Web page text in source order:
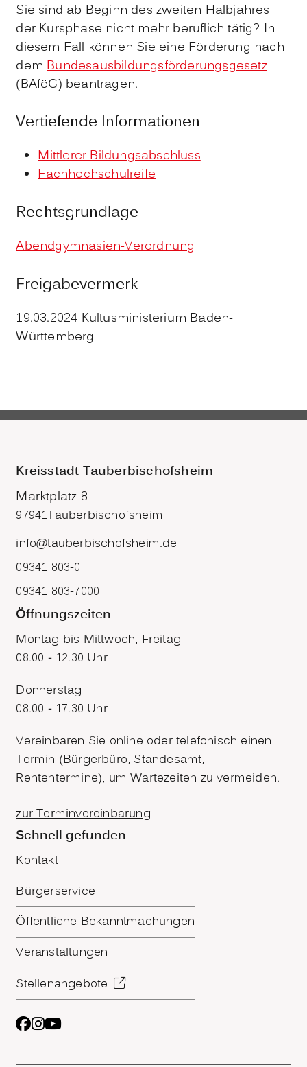
Sie sind ab Beginn des zweiten Halbjahres
der Kursphase nicht mehr beruflich tätig? In
diesem Fall können Sie eine Förderung nach
demBundesausbildungsförderungsgesetz
(BAföG) beantragen.
Vertiefende Informationen
Mittlerer Bildungsabschluss
Fachhochschulreife
Rechtsgrundlage
Abendgymnasien-Verordnung
Freigabevermerk
19.03.2024 Kultusministerium Baden-
Württemberg
Kreisstadt Tauberbischofsheim
Marktplatz 8
97941Tauberbischofsheim
info@tauberbischofsheim.de
09341 803-0
09341 803-7000
Öffnungszeiten
Montag bis Mittwoch, Freitag
08.00 - 12.30 Uhr
Donnerstag
08.00 - 17.30 Uhr
Vereinbaren Sie online oder telefonisch einen
Termin (Bürgerbüro, Standesamt,
Rententermine), um Wartezeiten zu vermeiden.
zur Terminvereinbarung
Schnell gefunden
Kontakt
Bürgerservice
Öffentliche Bekanntmachungen
Veranstaltungen
Stellenangebote